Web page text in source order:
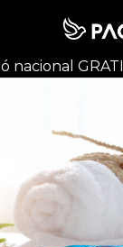
nacional